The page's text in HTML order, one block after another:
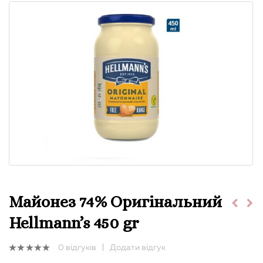
Майонез 74% Оригінальний
Hellmann’s 450 gr
0 відгуків Додати відгук